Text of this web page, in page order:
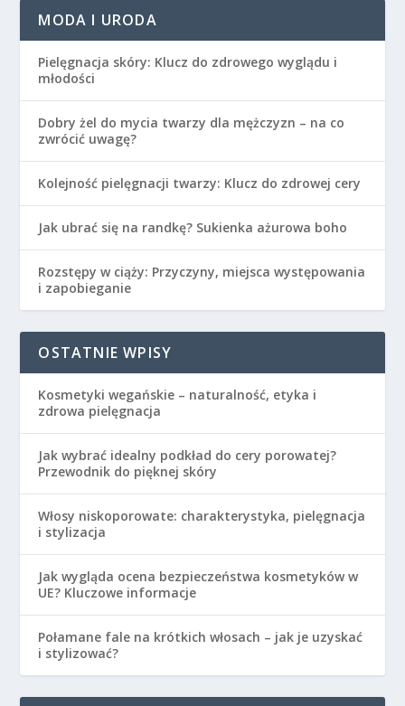
MODA I URODA
Pielęgnacja skóry: Klucz do zdrowego wyglądu i
młodości
Dobry żel do mycia twarzy dla mężczyzn – na co
zwrócić uwagę?
Kolejność pielęgnacji twarzy: Klucz do zdrowej cery
Jak ubrać się na randkę? Sukienka ażurowa boho
Rozstępy w ciąży: Przyczyny, miejsca występowania
i zapobieganie
OSTATNIE WPISY
Kosmetyki wegańskie – naturalność, etyka i
zdrowa pielęgnacja
Jak wybrać idealny podkład do cery porowatej?
Przewodnik do pięknej skóry
Włosy niskoporowate: charakterystyka, pielęgnacja
i stylizacja
Jak wygląda ocena bezpieczeństwa kosmetyków w
UE? Kluczowe informacje
Połamane fale na krótkich włosach – jak je uzyskać
i stylizować?